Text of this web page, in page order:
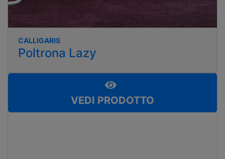
CALLIGARIS
Poltrona Lazy
VEDI PRODOTTO